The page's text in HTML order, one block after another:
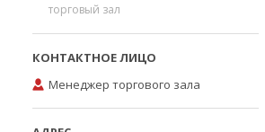
торговый зал
Менеджер торгового зала